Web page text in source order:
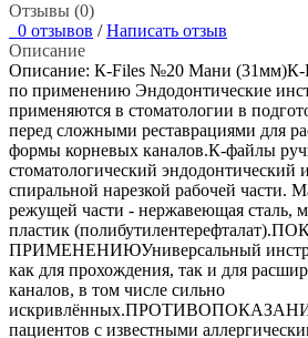
Отзывы (0)
0 отзывов / Написать отзыв
Описание
Описание: К-Files №20 Мани (31мм)К-
по применению Эндодонтические
применяются в стоматологии в
перед сложными реставрациями для
формы корневых каналов.К-файлы
стоматологический эндодонтический
спиральной нарезкой рабочей части.
режущей части - нержавеющая сталь,
пластик
ПРИМЕНЕНИЮУниверсальный
как для прохождения, так и для
каналов, в том числе сильно
пациентов с известными